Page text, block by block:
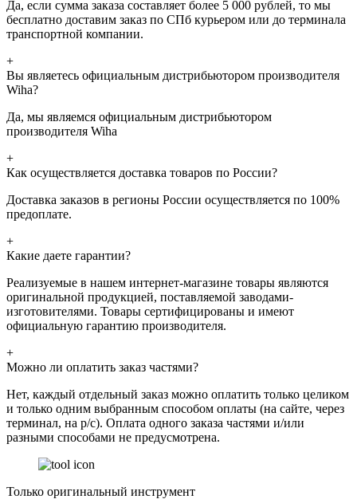
Да, если сумма заказа составляет более 5 000 рублей, то мы
бесплатно доставим заказ по СПб курьером или до терминала
транспортной компании.
+
Вы являетесь официальным дистрибьютором производителя
Wiha?
Да, мы являемся официальным дистрибьютором
производителя Wiha
+
Как осуществляется доставка товаров по России?
Доставка заказов в регионы России осуществляется по 100%
предоплате.
+
Какие даете гарантии?
Реализуемые в нашем интернет-магазине товары являются
оригинальной продукцией, поставляемой заводами-
изготовителями. Товары сертифицированы и имеют
официальную гарантию производителя.
+
Можно ли оплатить заказ частями?
Нет, каждый отдельный заказ можно оплатить только целиком
и только одним выбранным способом оплаты (на сайте, через
терминал, на р/с). Оплата одного заказа частями и/или
разными способами не предусмотрена.
Только оригинальный инструмент